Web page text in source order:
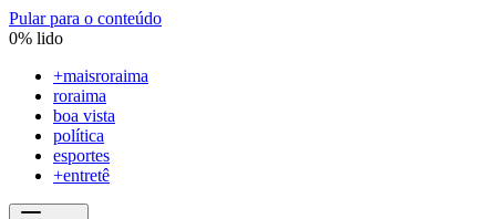
Pular para o conteúdo
0% lido
+maisroraima
roraima
boa vista
política
esportes
+entretê